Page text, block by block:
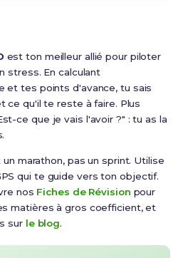
est ton meilleur allié pour piloter
stress. En calculant
et tes points d'avance, tu sais
ce qu'il te reste à faire. Plus
ce que je vais l'avoir ?" : tu as la
marathon, pas un sprint. Utilise
qui te guide vers ton objectif.
nos Fiches de Révision pour
matières à gros coefficient, et
sur le blog.